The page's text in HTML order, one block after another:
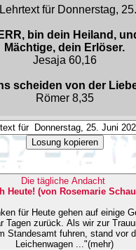
für Donnerstag,
bin dein Heiland,
Mächtige, dein Erlöser.
Jesaja 60,16
scheiden von der
Römer 8,35
Losung kopieren
Die tägliche Andacht
Heute! (von Rosemarie
für Heute gehen auf einige
Als wir zur Trauung meiner
Standesamt fuhren, stand vor
Leichenwagen ..."(mehr)